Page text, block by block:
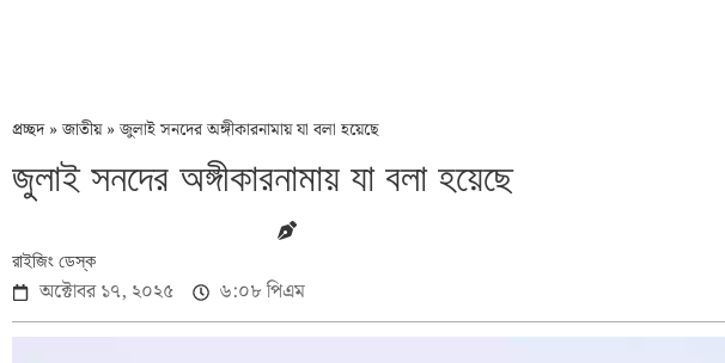
প্রচ্ছদ»জাতীয়»জুলাই সনদের অঙ্গীকারনামায় যা বলা হয়েছে
জুলাই সনদের অঙ্গীকারনামায় যা বলা হয়েছে
রাইজিং ডেস্ক
অক্টোবর ১৭, ২০২৫ ৬:০৮ পিএম